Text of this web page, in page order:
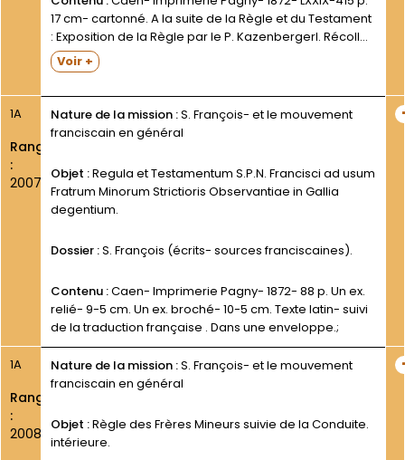
17 cm- cartonné. A la suite de la Règle et du Testament
: Exposition de la Règle par le P. Kazenbergerl. Récollet
p. 262-303; Déclaration du Pape Nicolas III sur la Règle
des Frères...
Voir +
1A
Rang
:
2007
Nature de la mission :S. François- et le mouvement
franciscain en général
Objet :Regula et Testamentum S.P.N. Francisci ad usum
Fratrum Minorum Strictioris Observantiae in Gallia
degentium.
Dossier :S. François (écrits- sources franciscaines).
Contenu :Caen- Imprimerie Pagny- 1872- 88 p. Un ex.
relié- 9-5 cm. Un ex. broché- 10-5 cm. Texte latin- suivi
de la traduction française . Dans une enveloppe.;
1A
Rang
:
2008
Nature de la mission :S. François- et le mouvement
franciscain en général
Objet :Règle des Frères Mineurs suivie de la Conduite.
intérieure.